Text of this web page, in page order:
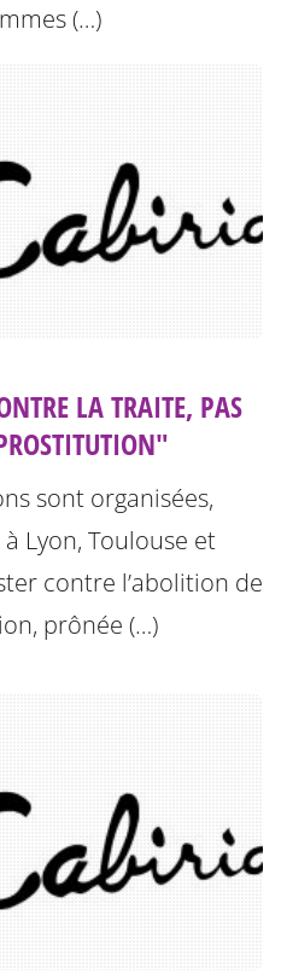
(…)
LA TRAITE, PAS
sont organisées,
Lyon, Toulouse et
contre l’abolition de
prônée (…)